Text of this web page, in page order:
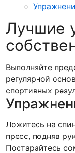
Лучшие
Выполняйте
регулярной
спортивных
Ложитесь на
пресс, подняв
Постарайтесь